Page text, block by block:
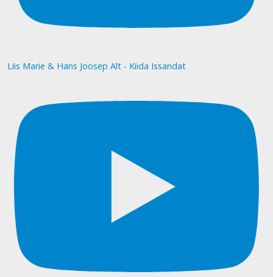
Liis Marie & Hans Joosep Alt - Kiida Issandat